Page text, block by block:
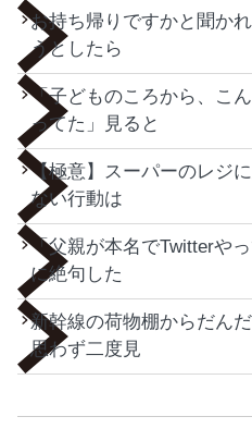
お持ち帰りですかと聞か
うとしたら
「子どものころから、こ
ってた」見ると
【極意】スーパーのレジ
ない行動は
「父親が本名でTwitterや
に絶句した
新幹線の荷物棚からだん
思わず二度見